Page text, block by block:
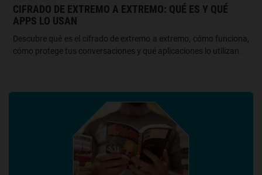
CIFRADO DE EXTREMO A EXTREMO: QUÉ ES Y QUÉ
APPS LO USAN
Descubre qué es el cifrado de extremo a extremo, cómo funciona,
cómo protege tus conversaciones y qué aplicaciones lo utilizan.